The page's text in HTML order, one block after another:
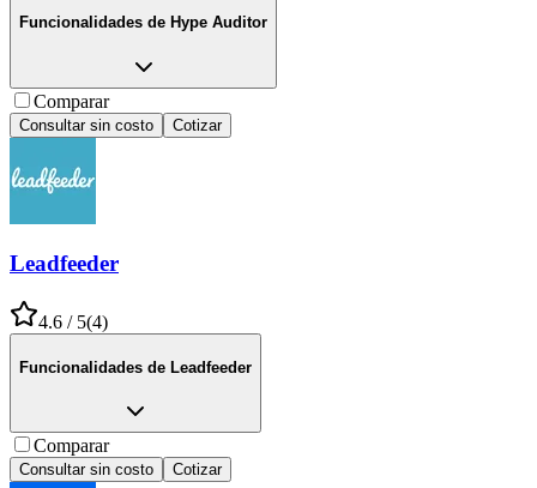
Funcionalidades de Hype Auditor
Comparar
Consultar sin costo Cotizar
Leadfeeder
4.6 / 5(4)
Funcionalidades de Leadfeeder
Comparar
Consultar sin costo Cotizar